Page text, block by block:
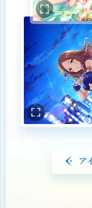
ア